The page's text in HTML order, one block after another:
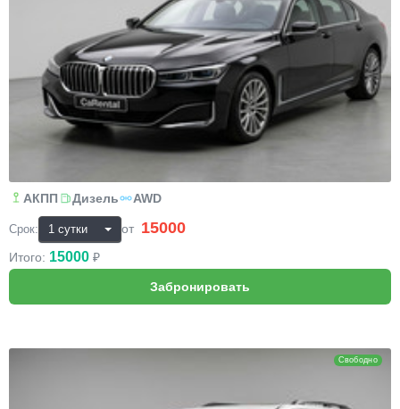
АКПП Дизель AWD
Срок: от 15000
Итого: 15000 ₽
Свободно